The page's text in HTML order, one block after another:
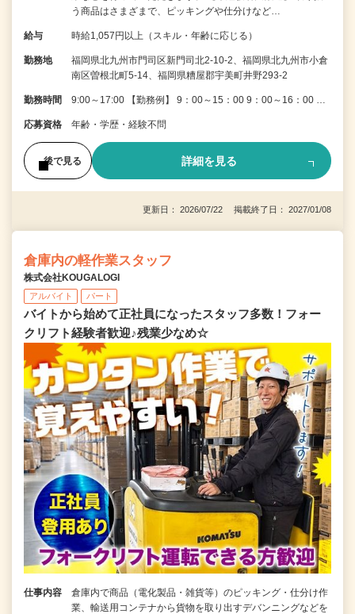
う商品はさまざまで、ピッキングや仕分けなど…
給与 時給1,057円以上（スキル・年齢に応じる）
勤務地
福岡県北九州市門司区新門司北2-10-2、福岡県北九州市小倉
南区曽根北町5-14、福岡県糟屋郡宇美町井野293-2
勤務時間 9:00～17:00 【勤務例】 9：00～15：00 9：00～16：00 …
応募資格 年齢・学歴・経験不問
後で見る 詳細を見る
更新日： 2026/07/22 掲載終了日： 2027/01/08
倉庫内の軽作業スタッフ
株式会社KOUGALOGI
アルバイト パート
バイトから始めて正社員になったスタッフ多数！フォー
クリフト経験者歓迎♪残業少なめ☆
仕事内容
倉庫内で商品（電化製品・雑貨等）のピッキング・仕分け作
業、輸送用コンテナから貨物を取り出すデバンニングなどを